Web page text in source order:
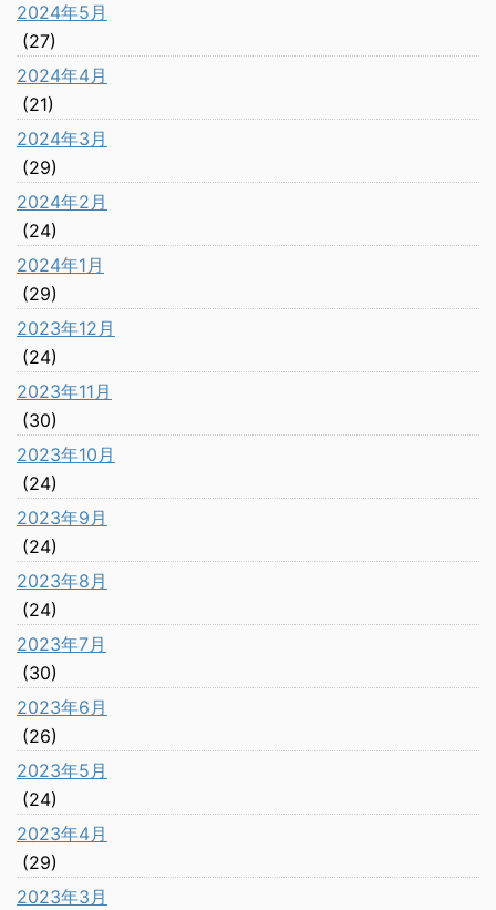
2024年5月
(27)
2024年4月
(21)
2024年3月
(29)
2024年2月
(24)
2024年1月
(29)
2023年12月
(24)
2023年11月
(30)
2023年10月
(24)
2023年9月
(24)
2023年8月
(24)
2023年7月
(30)
2023年6月
(26)
2023年5月
(24)
2023年4月
(29)
2023年3月